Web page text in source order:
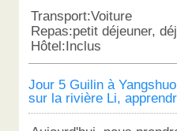
Transport:Voiture
Repas:petit déjeuner,
Hôtel:Inclus
Jour 5 Guilin à
sur la rivière Li,